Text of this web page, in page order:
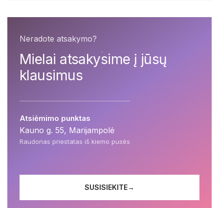
Neradote atsakymo?
Mielai atsakysime į jūsų
klausimus
Atsiėmimo punktas
Kauno g. 55, Marijampolė
Raudonas priestatas iš kiemo pusės
SUSISIEKITE→